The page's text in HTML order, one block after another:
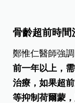
骨齡超前時間
鄭惟仁醫師強
前一年以上，
治療，如果超
等抑制荷爾蒙